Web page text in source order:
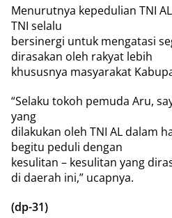
Menurutnya kepedulian TNI
TNI selalu
bersinergi untuk mengatasi
dirasakan oleh rakyat lebih
khususnya masyarakat
“Selaku tokoh pemuda Aru,
yang
dilakukan oleh TNI AL dalam
begitu peduli dengan
kesulitan – kesulitan yang
di daerah ini,” ucapnya.
(dp-31)